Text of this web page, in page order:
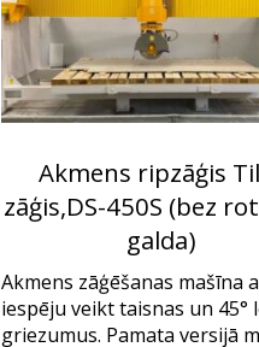
Akmens ripzāģis
zāģis,DS-450S (bez
galda)
Akmens zāģēšanas mašīna
iespēju veikt taisnas un 45°
griezumus. Pamata versijā